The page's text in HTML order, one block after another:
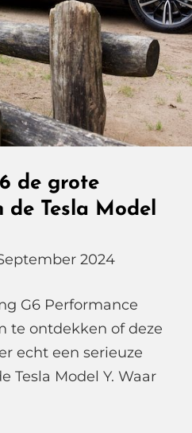
de grote
de Tesla Model
2024
G6 Performance
te ontdekken of deze
echt een serieuze
Tesla Model Y. Waar